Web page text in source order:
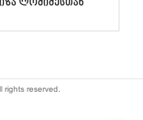
ლომიძესთან
reserved.